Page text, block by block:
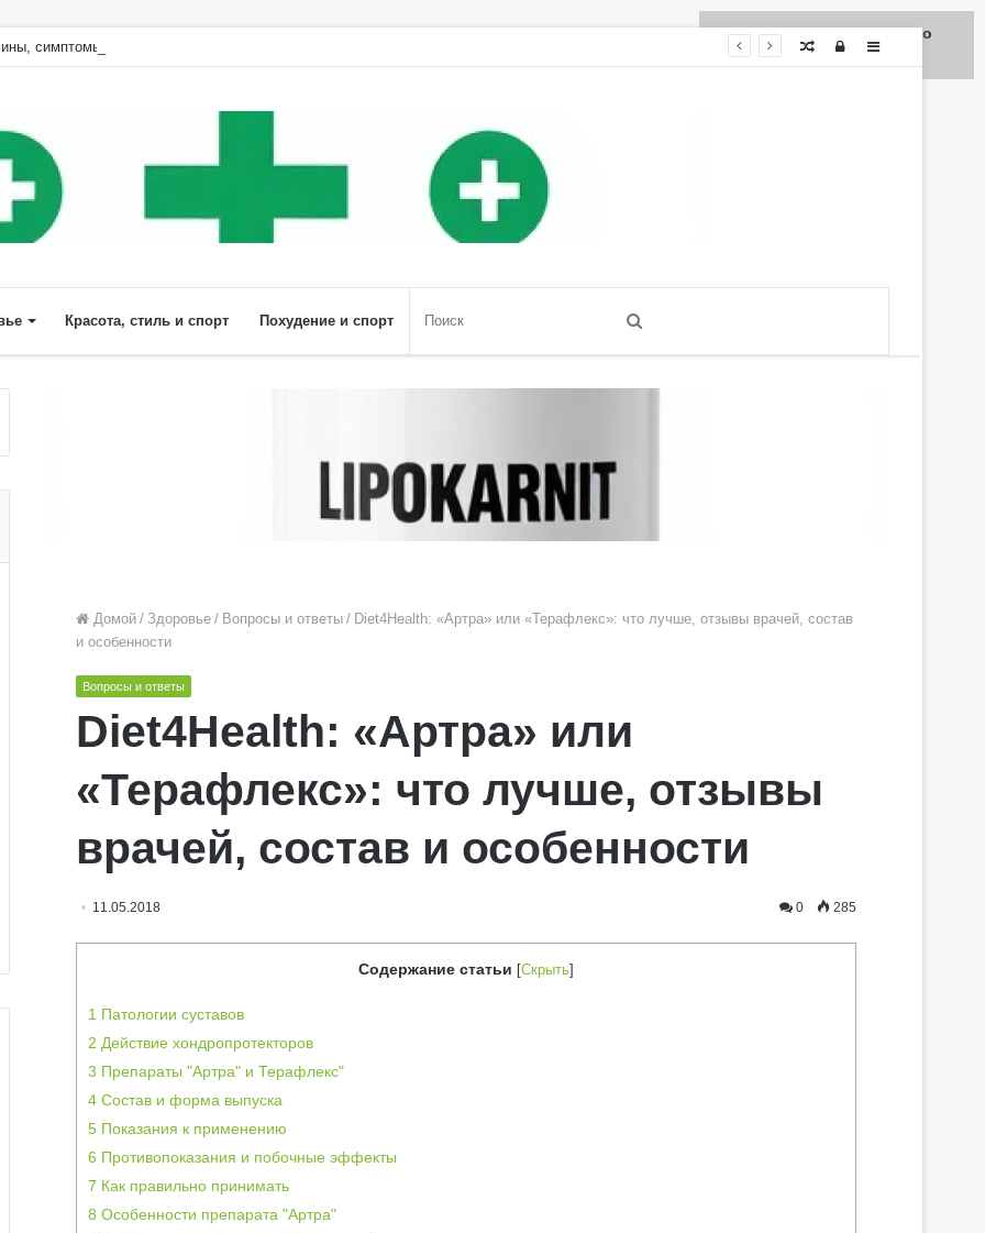
симптомы и особенности лечения | Diet4Health.ru Sidebar
Log
Случайная
Красота, стиль и спорт Похудение и спорт
Домой / Здоровье / Вопросы и ответы / Diet4Health: «Артра» или «Терафлекс»: что лучше, отзывы врачей, состав
и особенности
Вопросы и ответы
Diet4Health: «Артра» или
«Терафлекс»: что лучше, отзывы
врачей, состав и особенности
11.05.2018 0 285
Содержание статьи [Скрыть]
1 Патологии суставов
2 Действие хондропротекторов
3 Препараты "Артра" и Терафлекс"
4 Состав и форма выпуска
5 Показания к применению
6 Противопоказания и побочные эффекты
7 Как правильно принимать
8 Особенности препарата "Артра"
Для любых предложений по
сайту: diet4health@cp9.ru